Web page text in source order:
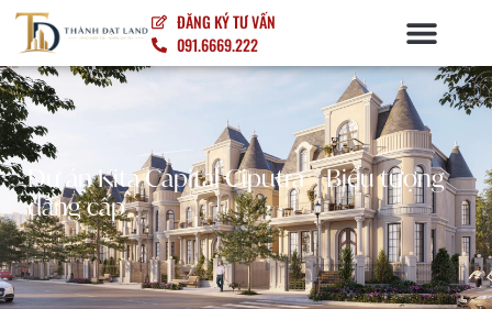
ĐĂNG KÝ TƯ VẤN
091.6669.222
Dự án Kita Capital Ciputra – Biểu tượng
đẳng cấp